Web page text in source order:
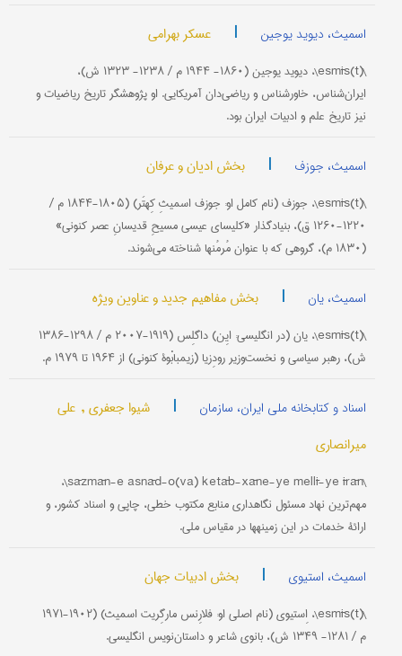
اسمیث، دیوید یوجین | عسکر بهرامی
\(esmīs(t\، دیوید یوجین (۱۸۶۰- ۱۹۴۴ م / ۱۲۳۸- ۱۳۲۳ ش)،
ایران‌شناس، خاورشناس و ریاضی‌دان آمریکایی. او پژوهشگر تاریخ ریاضیات و
نیز تاریخ علم و ادبیات ایران بود.
اسمیث، جوزف | بخش ادیان و عرفان
\(esmīs(t\، جوزف (نام کامل او: جوزف اسمیثِ کِهتَر) (۱۸۰۵-۱۸۴۴ م /
۱۲۲۰-۱۲۶۰ ق)، بنیادگذار «کلیسای عیسى مسیحِ قدیسانِ عصر کنونی»
(۱۸۳۰ م)، گروهی که با عنوان مُرمُنها شناخته می‌شوند.
اسمیث، یان | بخش مفاهیم جدید و عناوین ویژه
\(esmīs(t\، یان (در انگلیسی: ایِن) داگلِس (۱۹۱۹-۲۰۰۷ م / ۱۲۹۸-۱۳۸۶
ش)، رهبر سیاسی و نخست‌وزیر رودِزیا (زیمبابْوۀ کنونی) از ۱۹۶۴ تا ۱۹۷۹ م.
اسناد و کتابخانه ملی ایران، سازمان | شیوا جعفری , علی
میرانصاری
\sāzmān-e asnād-o(va) ketāb-xāne-ye mellī-ye īrān\،
مهم‌ترین نهاد مسئول نگاهداری منابع مکتوب خطی، چاپی و اسناد کشور، و
ارائۀ خدمات در این زمینه‎ها در مقیاس ملی.
اسمیث، استیوی | بخش ادبیات جهان
\(esmīs(t\، اِستیوی (نام اصلی او: فلارِنس مارگِریت اسمیث) (۱۹۰۲-۱۹۷۱
م / ۱۲۸۱- ۱۳۴۹ ش)، بانوی شاعر و داستان‌نویس انگلیسی.